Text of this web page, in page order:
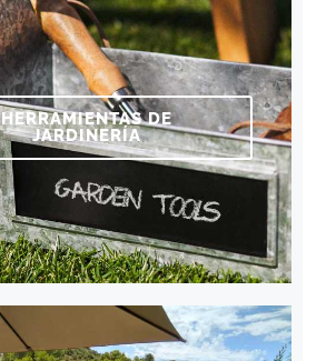
HERRAMIENTAS DE
JARDINERÍA